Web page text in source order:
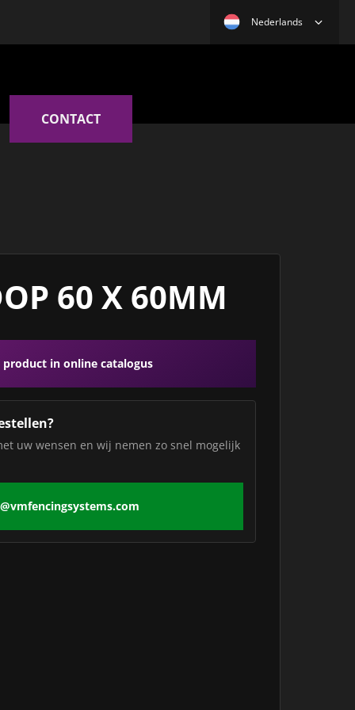
Nederlands
CONTACT
60 X 60MM
in online catalogus
uw wensen en wij nemen zo snel mogelijk